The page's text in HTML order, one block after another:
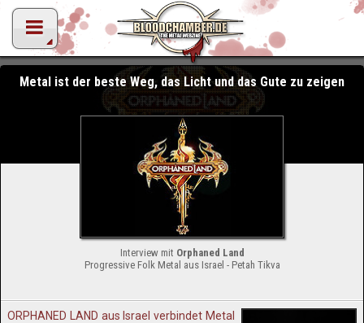
Metal ist der beste Weg, das Licht und das Gute zu zeigen
Interview mit Orphaned Land
Progressive Folk Metal aus Israel - Petah Tikva
ORPHANED LAND aus Israel verbindet Metal